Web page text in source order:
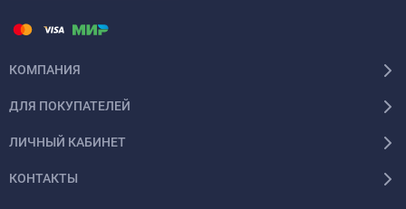
КОМПАНИЯ
ДЛЯ ПОКУПАТЕЛЕЙ
ЛИЧНЫЙ КАБИНЕТ
КОНТАКТЫ